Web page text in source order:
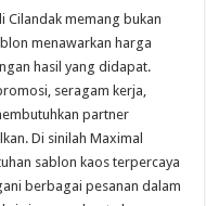
Cilandak memang bukan
menawarkan harga
hasil yang didapat.
seragam kerja,
partner
Di sinilah Maximal
sablon kaos terpercaya
berbagai pesanan dalam